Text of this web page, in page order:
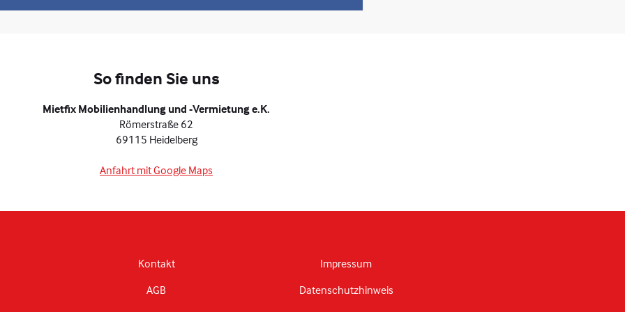
So finden Sie uns
Mietfix Mobilienhandlung und -Vermietung e.K.
Römerstraße 62
69115 Heidelberg
Anfahrt mit Google Maps
Kontakt
AGB
Impressum
Datenschutzhinweis